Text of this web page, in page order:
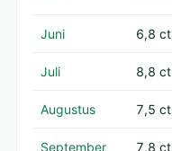
Juni 6,8 ct
Juli 8,8 ct
Augustus 7,5 ct
September 7,8 ct